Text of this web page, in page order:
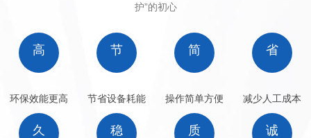
护”的初心
高
环保效能更高
节
节省设备耗能
简
操作简单方便
省
减少人工成本
久 稳 质 诚